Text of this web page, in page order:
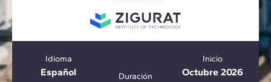
Idioma
Español Duración
Inicio
Octubre 2026